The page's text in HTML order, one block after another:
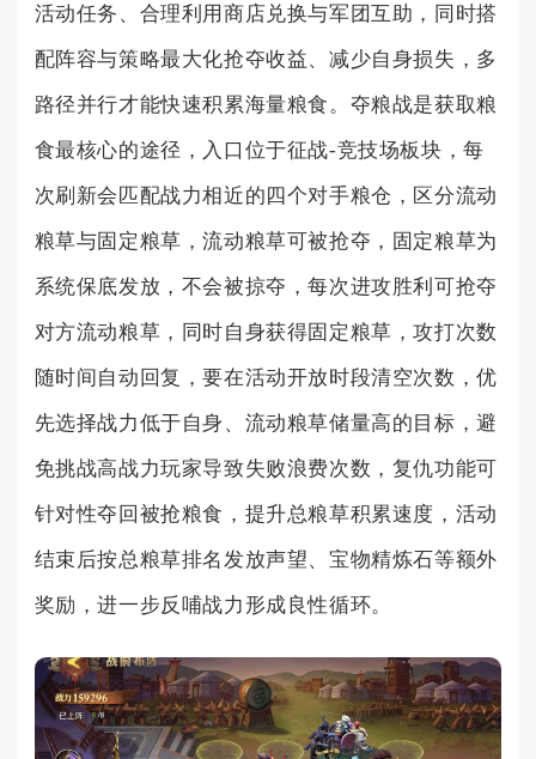
活动任务、合理利用商店兑换与军团互助，同时搭
配阵容与策略最大化抢夺收益、减少自身损失，多
路径并行才能快速积累海量粮食。夺粮战是获取粮
食最核心的途径，入口位于征战-竞技场板块，每
次刷新会匹配战力相近的四个对手粮仓，区分流动
粮草与固定粮草，流动粮草可被抢夺，固定粮草为
系统保底发放，不会被掠夺，每次进攻胜利可抢夺
对方流动粮草，同时自身获得固定粮草，攻打次数
随时间自动回复，要在活动开放时段清空次数，优
先选择战力低于自身、流动粮草储量高的目标，避
免挑战高战力玩家导致失败浪费次数，复仇功能可
针对性夺回被抢粮食，提升总粮草积累速度，活动
结束后按总粮草排名发放声望、宝物精炼石等额外
奖励，进一步反哺战力形成良性循环。